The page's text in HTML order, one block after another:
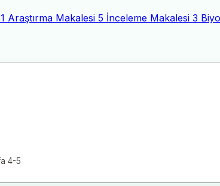
1 Araştırma Makalesi 5 İnceleme Makalesi 3
4-5